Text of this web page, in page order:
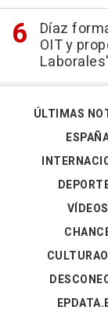
Díaz
OIT y
Laborales'
ÚLTIMAS
VÍDEOS